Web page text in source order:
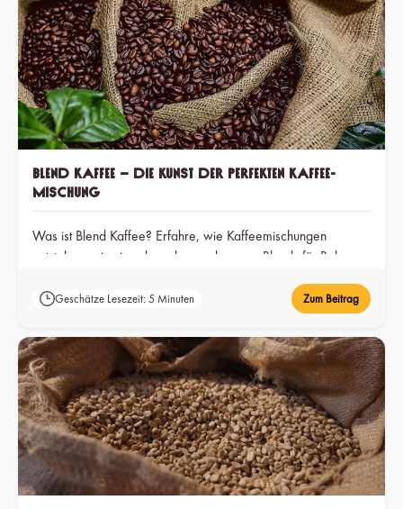
Blend Kaffee – die Kunst der perfekten Kaffee-
Mischung
Was ist Blend Kaffee? Erfahre, wie Kaffeemischungen
entstehen, wie sie schmecken und warum Blends für Balance,
Geschätze Lesezeit: 5 Minuten Zum Beitrag